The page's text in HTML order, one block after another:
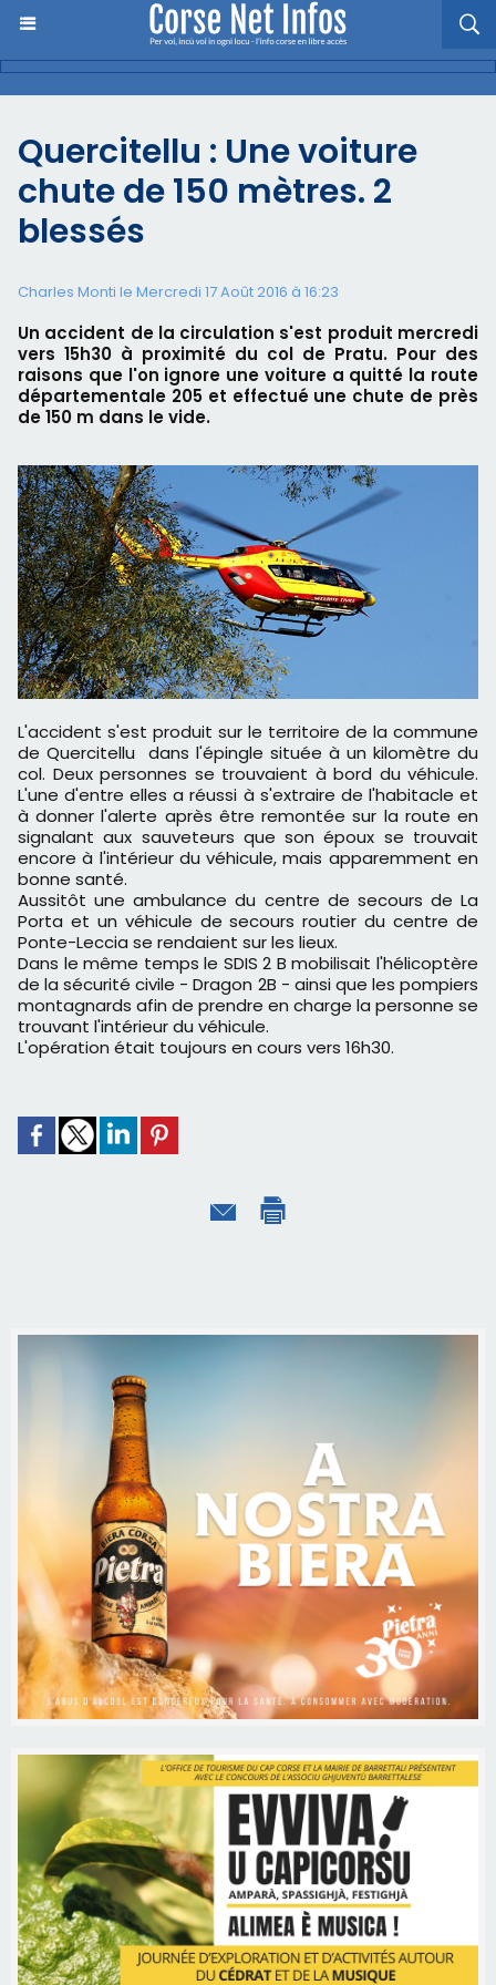
Quercitellu : Une voiture
chute de 150 mètres. 2
blessés
Charles Monti le Mercredi 17 Août 2016 à 16:23
Un accident de la circulation s'est produit mercredi
vers 15h30 à proximité du col de Pratu. Pour des
raisons que l'on ignore une voiture a quitté la route
départementale 205 et effectué une chute de près
de 150 m dans le vide.
L'accident s'est produit sur le territoire de la commune
de Quercitellu dans l'épingle située à un kilomètre du
col. Deux personnes se trouvaient à bord du véhicule.
L'une d'entre elles a réussi à s'extraire de l'habitacle et
à donner l'alerte après être remontée sur la route en
signalant aux sauveteurs que son époux se trouvait
encore à l'intérieur du véhicule, mais apparemment en
bonne santé.
Aussitôt une ambulance du centre de secours de La
Porta et un véhicule de secours routier du centre de
Ponte-Leccia se rendaient sur les lieux.
Dans le même temps le SDIS 2 B mobilisait l'hélicoptère
de la sécurité civile - Dragon 2B - ainsi que les pompiers
montagnards afin de prendre en charge la personne se
trouvant l'intérieur du véhicule.
L'opération était toujours en cours vers 16h30.